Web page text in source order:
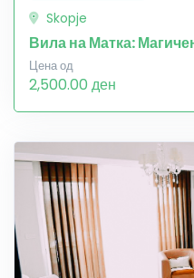
Skopje
Вила на Матка:
Цена од
2,500.00 ден